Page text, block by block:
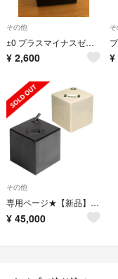
その他
±0 プラスマイナスゼロ コードレス電話機 (グレー)
¥ 2,600 ¥
その他
専用ページ★【新品】Air Q アロマ
¥ 45,000